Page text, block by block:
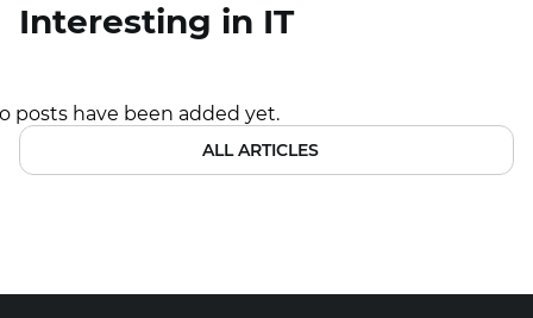
Interesting in IT
posts have been added yet.
ALL ARTICLES